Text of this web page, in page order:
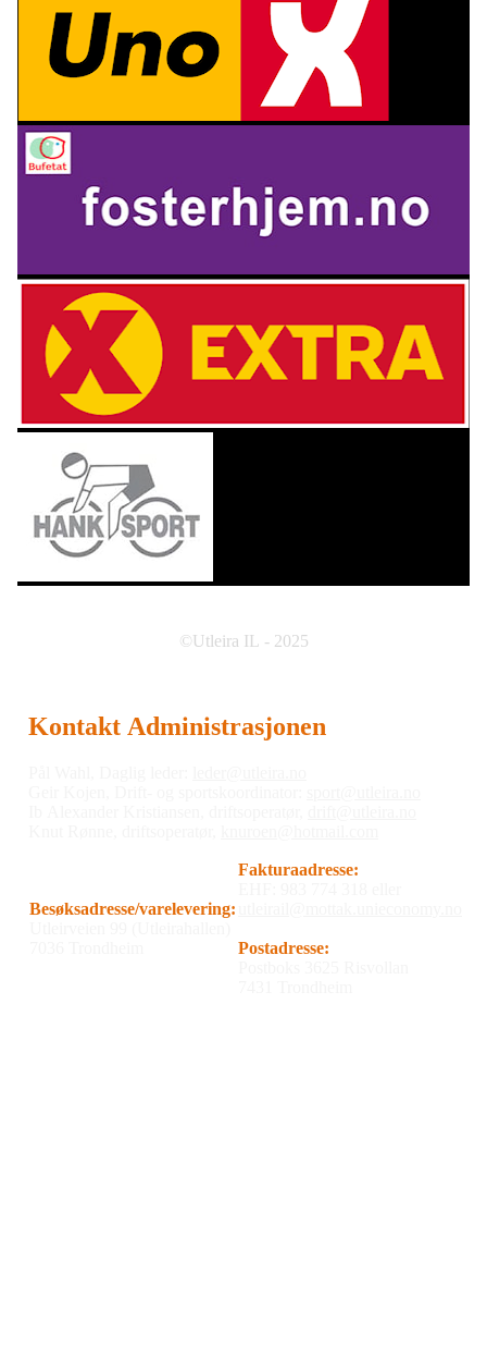
©Utleira IL - 2025
Kontakt Administrasjonen
Besøksadresse/varelevering:
Fakturaadresse:
Postadresse: